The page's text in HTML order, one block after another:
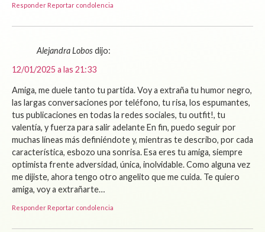
Responder Reportar condolencia
Alejandra Lobosdijo:
12/01/2025 a las 21:33
Amiga, me duele tanto tu partida. Voy a extraña tu humor negro,
las largas conversaciones por teléfono, tu risa, los espumantes,
tus publicaciones en todas la redes sociales, tu outfit!, tu
valentía, y fuerza para salir adelante En fin, puedo seguir por
muchas líneas más definiéndote y, mientras te describo, por cada
característica, esbozo una sonrisa. Esa eres tu amiga, siempre
optimista frente adversidad, única, inolvidable. Como alguna vez
me dijiste, ahora tengo otro angelito que me cuida. Te quiero
amiga, voy a extrañarte…
Responder Reportar condolencia